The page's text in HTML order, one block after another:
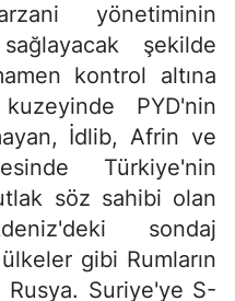
yönetiminin
sağlayacak şekilde
kontrol altına
PYD'nin
İdlib, Afrin ve
Türkiye'nin
söz sahibi olan
sondaj
gibi Rumların
Rusya. Suriye'ye S-